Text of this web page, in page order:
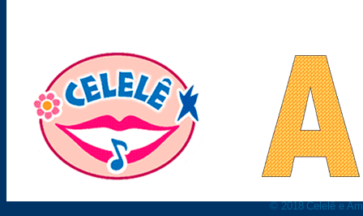
© 2018 Celelê e